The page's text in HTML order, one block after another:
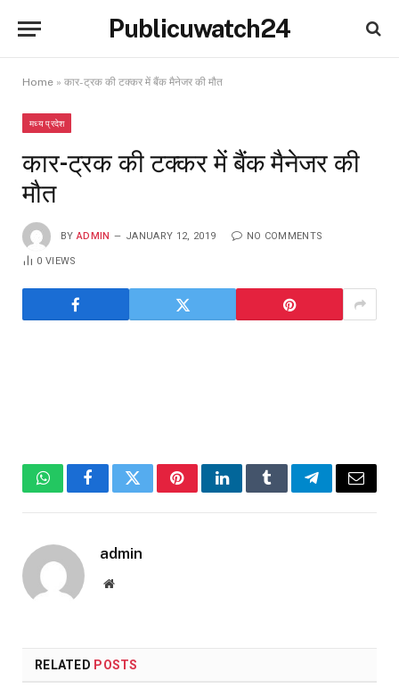
Publicuwatch24
Home » कार-ट्रक की टक्कर में बैंक मैनेजर की मौत
मध्य प्रदेश
कार-ट्रक की टक्कर में बैंक मैनेजर की
मौत
BY ADMIN JANUARY 12, 2019 NO COMMENTS
0VIEWS
WhatsAppFacebookTwitterPinterestLinkedInTumblrTelegramEmail
admin
Website
RELATED POSTS